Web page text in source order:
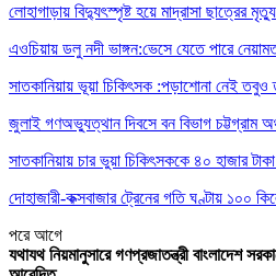
লোহাগাড়ায় বিদ্যুৎস্পৃষ্ট হয়ে মাদ্রাসা ছাত্রের মৃত্যু
এওচিয়ায় ডলু নদী ভাঙ্গন:ভেসে যেতে পারে
সাতকানিয়ায় ভূয়া চিকিৎসক :পড়াশোনা নেই তবুও
জুলাই গণঅভ্যুত্থান দিবসে বন বিভাগ চট্টগ্রাম
সাতকানিয়ায় চার ভুয়া চিকিৎসককে ৪০ হাজার টাকা
দোহাজারী-কক্সবাজার ট্রেনের গতি ঘণ্টায় ১০০
পরেআগে
যথাযথ নিয়মানুসারে গণপ্রজাতন্ত্রী বাংলাদেশ